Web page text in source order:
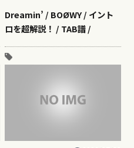
Dreamin’ / BOØWY / イント
ロを超解説！ / TAB譜 /